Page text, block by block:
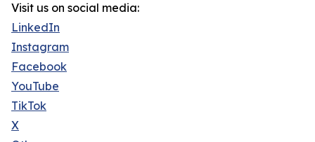
Visit us on social media:
LinkedIn
Instagram
Facebook
YouTube
TikTok
X